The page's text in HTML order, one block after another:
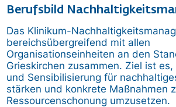
Berufsbild
Das Klinikum-
bereichsübergreifend mit allen
Organisationseinheiten an den
Grieskirchen zusammen. Ziel ist
und Sensibilisierung für
stärken und konkrete Maßnahmen
Ressourcenschonung umzusetzen.